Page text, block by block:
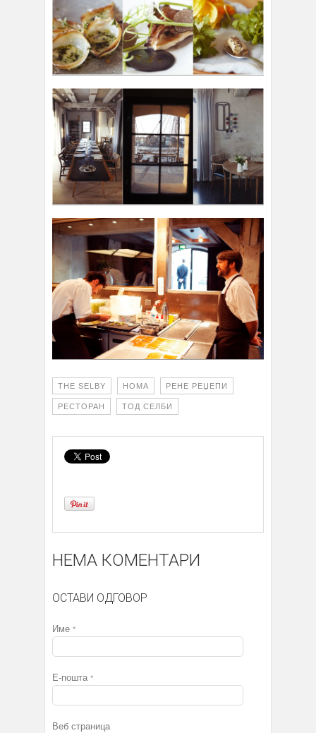
THE SELBY НОМА РЕНЕ РЕЏЕПИ
РЕСТОРАН ТОД СЕЛБИ
НЕМА КОМЕНТАРИ
ОСТАВИ ОДГОВОР
Име *
Е-пошта *
Веб страница